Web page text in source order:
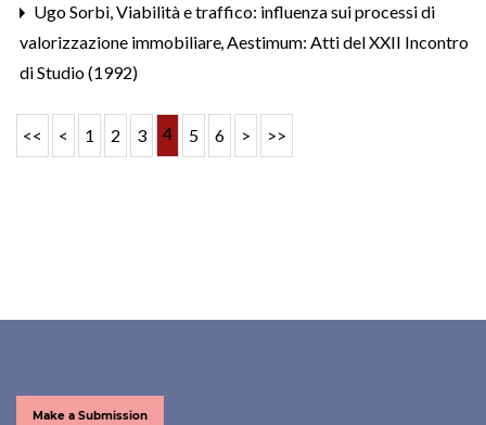
Ugo Sorbi,Viabilità e traffico: influenza sui processi di
valorizzazione immobiliare,Aestimum: Atti del XXII Incontro
di Studio (1992)
<< < 1 2 3 4 5 6 > >>
Make a Submission